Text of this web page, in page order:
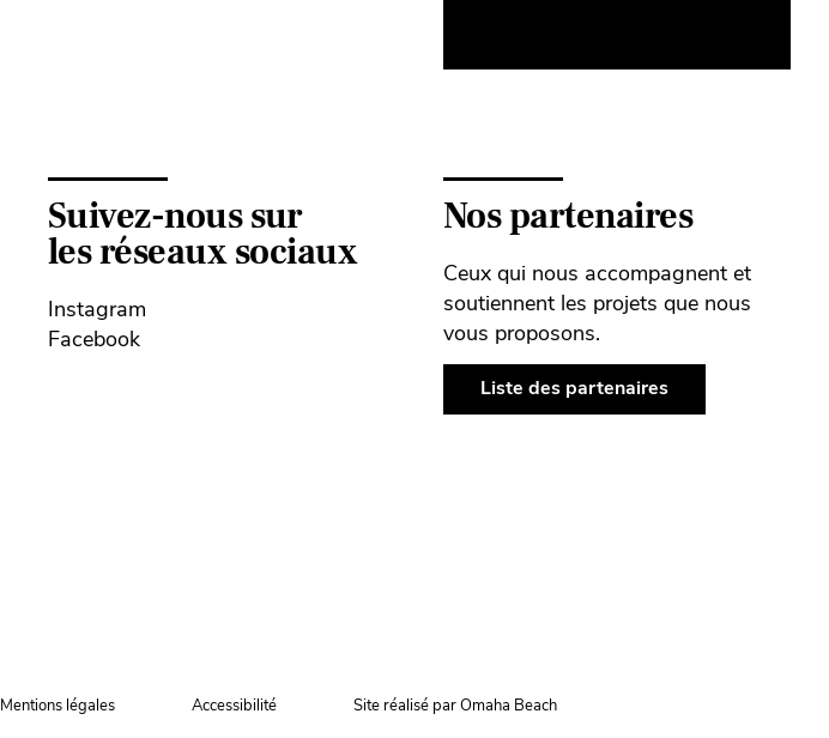
Suivez-nous sur
les réseaux sociaux
Instagram
Facebook
Nos partenaires
Ceux qui nous accompagnent et
soutiennent les projets que nous
vous proposons.
Liste des partenaires
Mentions légales Accessibilité Site réalisé par Omaha Beach